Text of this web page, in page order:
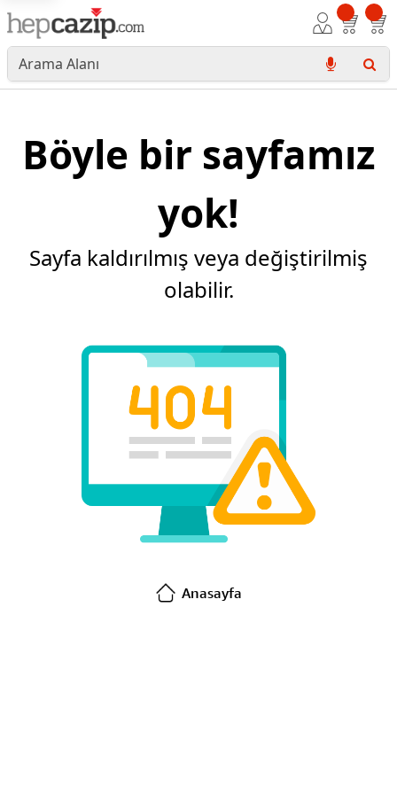
Böyle bir sayfamız
yok!
Sayfa kaldırılmış veya değiştirilmiş
olabilir.
Anasayfa